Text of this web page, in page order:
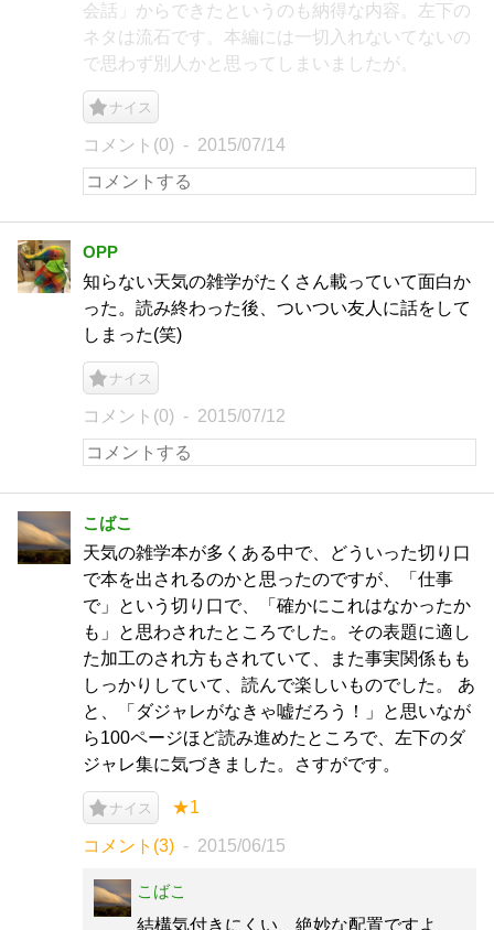
会話」からできたというのも納得な内容。左下の
ネタは流石です。本編には一切入れないてないの
で思わず別人かと思ってしまいましたが。
ナイス
コメント(0) 2015/07/14
OPP
知らない天気の雑学がたくさん載っていて面白か
った。読み終わった後、ついつい友人に話をして
しまった(笑)
ナイス
コメント(0) 2015/07/12
こばこ
天気の雑学本が多くある中で、どういった切り口
で本を出されるのかと思ったのですが、「仕事
で」という切り口で、「確かにこれはなかったか
も」と思わされたところでした。その表題に適し
た加工のされ方もされていて、また事実関係もも
しっかりしていて、読んで楽しいものでした。 あ
と、「ダジャレがなきゃ嘘だろう！」と思いなが
ら100ページほど読み進めたところで、左下のダ
ジャレ集に気づきました。さすがです。
ナイス ★1
コメント(3) 2015/06/15
こばこ
結構気付きにくい、絶妙な配置ですよ